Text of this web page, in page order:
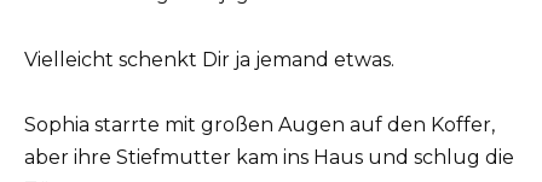
Vielleicht schenkt Dir ja jemand etwas.
Sophia starrte mit großen Augen auf den Koffer,
aber ihre Stiefmutter kam ins Haus und schlug die